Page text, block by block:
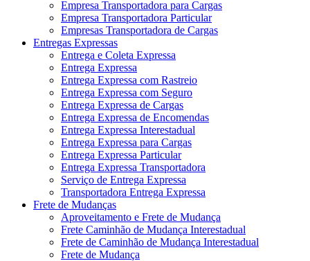
Empresa Transportadora para Cargas
Empresa Transportadora Particular
Empresas Transportadora de Cargas
Entregas Expressas
Entrega e Coleta Expressa
Entrega Expressa
Entrega Expressa com Rastreio
Entrega Expressa com Seguro
Entrega Expressa de Cargas
Entrega Expressa de Encomendas
Entrega Expressa Interestadual
Entrega Expressa para Cargas
Entrega Expressa Particular
Entrega Expressa Transportadora
Serviço de Entrega Expressa
Transportadora Entrega Expressa
Frete de Mudanças
Aproveitamento e Frete de Mudança
Frete Caminhão de Mudança Interestadual
Frete de Caminhão de Mudança Interestadual
Frete de Mudança